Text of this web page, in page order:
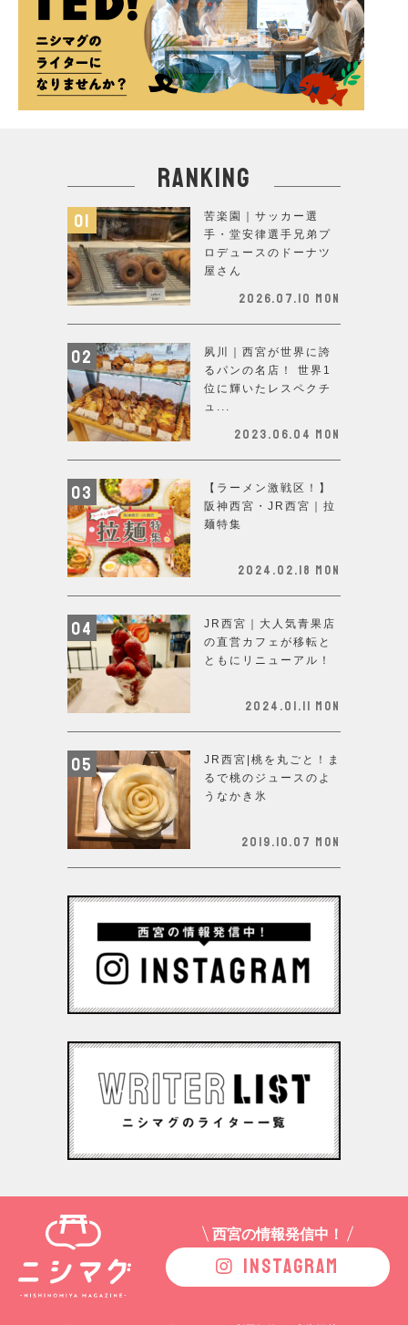
ranking
苦楽園｜サッカー選
手・堂安律選手兄弟プ
ロデュースのドーナツ
屋さん
2026.07.10 Mon
夙川｜西宮が世界に誇
るパンの名店！ 世界1
位に輝いたレスペクチ
ュ...
2023.06.04 Mon
【ラーメン激戦区！】
阪神西宮・JR西宮｜拉
麺特集
2024.02.18 Mon
JR西宮｜大人気青果店
の直営カフェが移転と
ともにリニューアル！
2024.01.11 Mon
JR西宮|桃を丸ごと！ま
るで桃のジュースのよ
うなかき氷
2019.10.07 Mon
西宮の情報発信中！
INSTAGRAM